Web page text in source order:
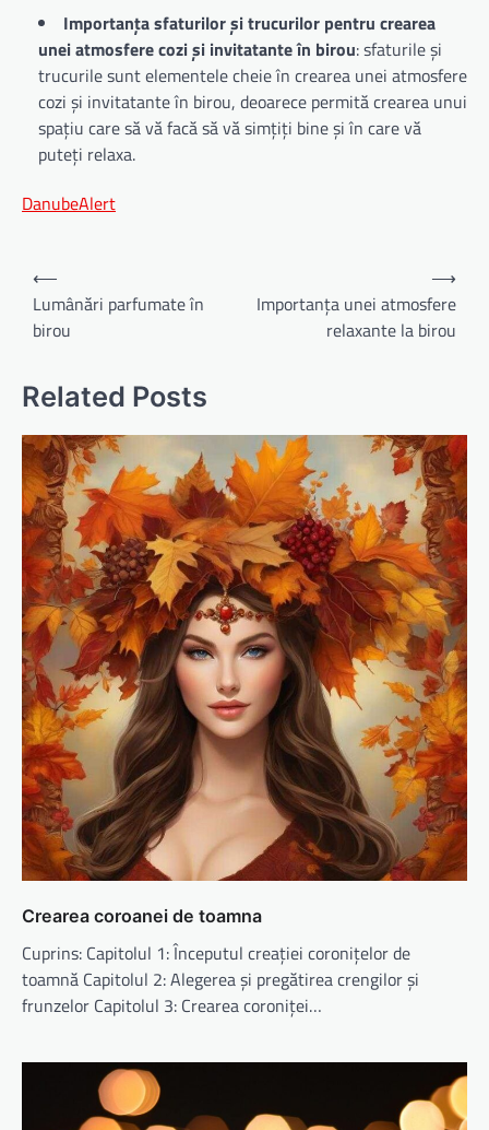
Importanța sfaturilor și trucurilor pentru crearea
unei atmosfere cozi și invitatante în birou: sfaturile și
trucurile sunt elementele cheie în crearea unei atmosfere
cozi și invitatante în birou, deoarece permită crearea unui
spațiu care să vă facă să vă simțiți bine și în care vă
puteți relaxa.
DanubeAlert
Navigare
în
articole
⟵
Lumânări parfumate în
birou
Importanța unei atmosfere
relaxante la birou
⟶
Related Posts
Crearea coroanei de toamna
Cuprins: Capitolul 1: Începutul creației coronițelor de
toamnă Capitolul 2: Alegerea și pregătirea crengilor și
frunzelor Capitolul 3: Crearea coroniței…